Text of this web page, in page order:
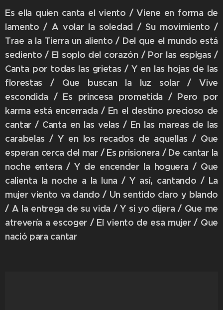
Es ella quien canta el viento / Viene en forma de
lamento / A volar la soledad / Su movimiento /
Trae a la Tierra un aliento / Del que el mundo está
sediento / El soplo del corazón / Por las espigas /
Canta por todas las grietas / Y en las hojas de las
florestas / Que buscan la luz solar / Vive
escondida / Es princesa prometida / Pero por
karma está encerrada / En el destino precioso de
cantar / Canta en las velas / En las mareas de las
carabelas / Y en los recados de aquellas / Que
esperan cerca del mar / Es prisionera / De cantar la
noche entera / Y de encender la hoguera / Que
calienta la noche a la luna / Y así, cantando / La
mujer viento va dando / Un sentido claro y blando
/ A la entrega de su vida / Y si yo dijera / Que me
atrevería a escoger / El viento de esa mujer / Que
nació para cantar